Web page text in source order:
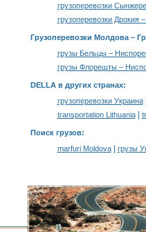
грузоперевозки
грузоперевозки Дрокия
Грузоперевозки Молдова –
грузы Бельцы –
грузы Флорешты –
DELLA в других странах:
грузоперевозки Украина|
transportation Lithuania|
Поиск грузов:
marfuri Moldova| грузы